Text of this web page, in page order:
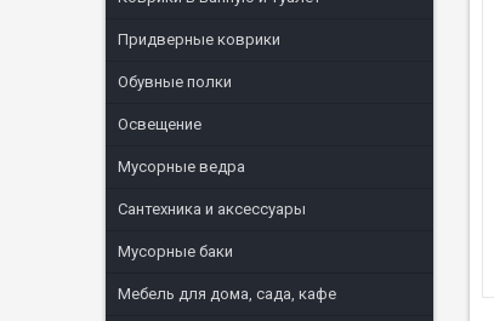
Придверные коврики
Обувные полки
Освещение
Мусорные ведра
Сантехника и аксессуары
Мусорные баки
Мебель для дома, сада, кафе